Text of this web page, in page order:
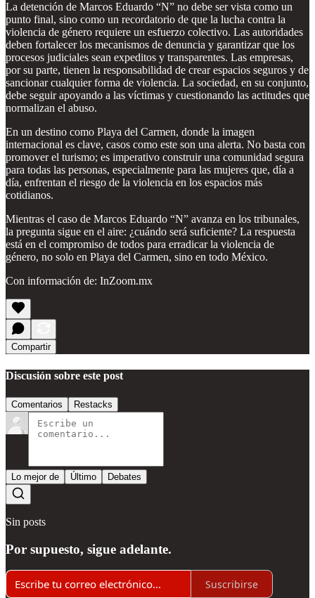
La detención de Marcos Eduardo “N” no debe ser vista como un
punto final, sino como un recordatorio de que la lucha contra la
violencia de género requiere un esfuerzo colectivo. Las autoridades
deben fortalecer los mecanismos de denuncia y garantizar que los
procesos judiciales sean expeditos y transparentes. Las empresas,
por su parte, tienen la responsabilidad de crear espacios seguros y de
sancionar cualquier forma de violencia. La sociedad, en su conjunto,
debe seguir apoyando a las víctimas y cuestionando las actitudes que
normalizan el abuso.
En un destino como Playa del Carmen, donde la imagen
internacional es clave, casos como este son una alerta. No basta con
promover el turismo; es imperativo construir una comunidad segura
para todas las personas, especialmente para las mujeres que, día a
día, enfrentan el riesgo de la violencia en los espacios más
cotidianos.
Mientras el caso de Marcos Eduardo “N” avanza en los tribunales,
la pregunta sigue en el aire: ¿cuándo será suficiente? La respuesta
está en el compromiso de todos para erradicar la violencia de
género, no solo en Playa del Carmen, sino en todo México.
Con información de: InZoom.mx
Compartir
Discusión sobre este post
Comentarios Restacks
Lo mejor de Último Debates
Sin posts
Por supuesto, sigue adelante.
Suscribirse